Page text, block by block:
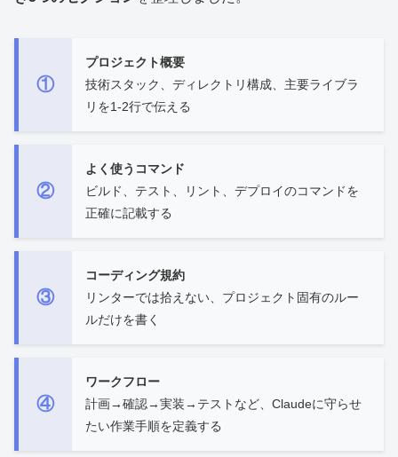
①
プロジェクト概要
技術スタック、ディレクトリ構成、主要ライブラ
リを1-2行で伝える
②
よく使うコマンド
ビルド、テスト、リント、デプロイのコマンドを
正確に記載する
③
コーディング規約
リンターでは拾えない、プロジェクト固有のルー
ルだけを書く
④
ワークフロー
計画→確認→実装→テストなど、Claudeに守らせ
たい作業手順を定義する